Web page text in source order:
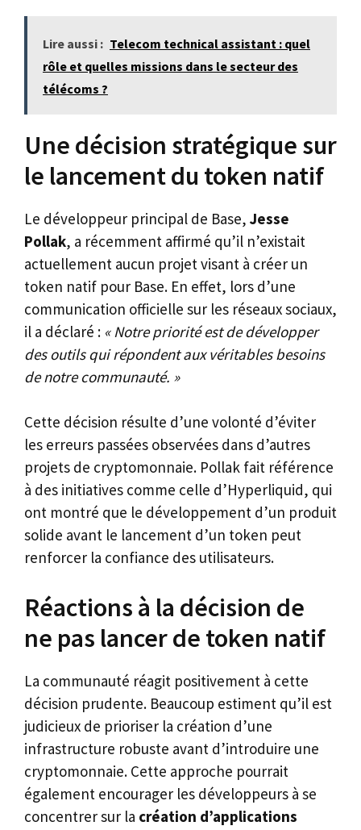
Lire aussi : Telecom technical assistant : quel
rôle et quelles missions dans le secteur des
télécoms ?
Une décision stratégique sur
le lancement du token natif
Le développeur principal de Base, Jesse
Pollak, a récemment affirmé qu’il n’existait
actuellement aucun projet visant à créer un
token natif pour Base. En effet, lors d’une
communication officielle sur les réseaux sociaux,
il a déclaré : « Notre priorité est de développer
des outils qui répondent aux véritables besoins
de notre communauté. »
Cette décision résulte d’une volonté d’éviter
les erreurs passées observées dans d’autres
projets de cryptomonnaie. Pollak fait référence
à des initiatives comme celle d’Hyperliquid, qui
ont montré que le développement d’un produit
solide avant le lancement d’un token peut
renforcer la confiance des utilisateurs.
Réactions à la décision de
ne pas lancer de token natif
La communauté réagit positivement à cette
décision prudente. Beaucoup estiment qu’il est
judicieux de prioriser la création d’une
infrastructure robuste avant d’introduire une
cryptomonnaie. Cette approche pourrait
également encourager les développeurs à se
concentrer sur la création d’applications